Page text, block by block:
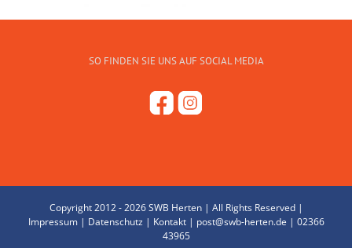
SO FINDEN SIE UNS AUF SOCIAL MEDIA
Copyright 2012 -2026 SWB Herten | All Rights Reserved |
Impressum| Datenschutz| Kontakt| post@swb-herten.de | 02366
43965